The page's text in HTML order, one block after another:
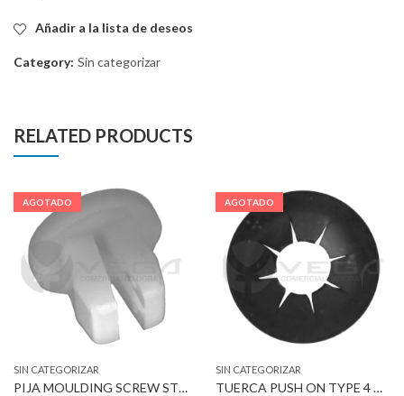
Añadir a la lista de deseos
Category: Sin categorizar
RELATED PRODUCTS
AGOTADO
SIN CATEGORIZAR
PIJA MOULDING SCREW STUDS
AGOTADO
SIN CATEGORIZAR
TUERCA PUSH ON TYPE 4 MM STUD